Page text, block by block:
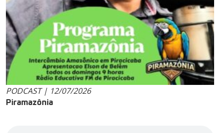
PODCAST | 12/07/2026
Piramazônia